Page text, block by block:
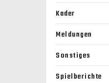
Kader
Meldungen
Sonstiges
Spielberichte